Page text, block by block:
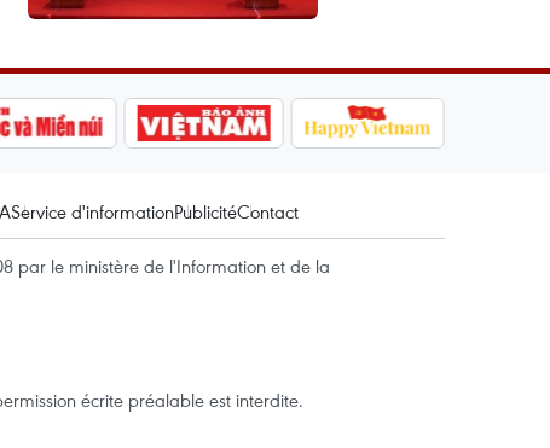
Service d'informationPublicitéContact
par le ministère de l'Information et de la
écrite préalable est interdite.